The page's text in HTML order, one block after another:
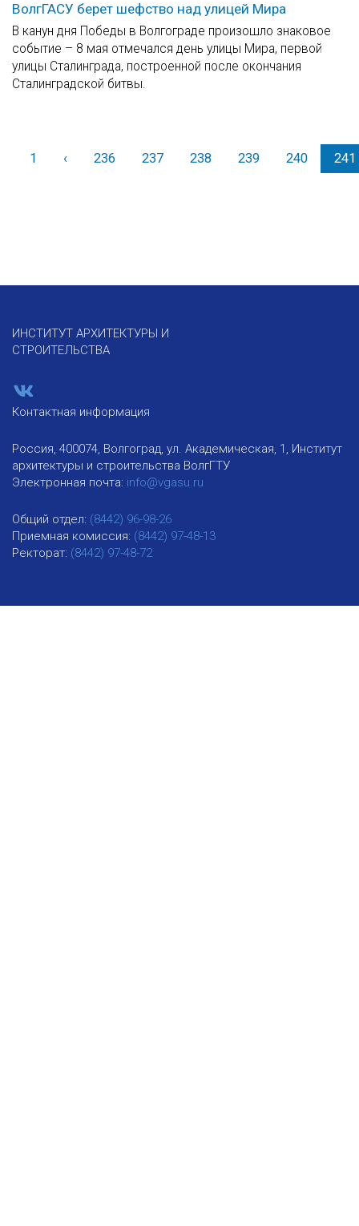
ВолгГАСУ берет шефство над улицей Мира
В канун дня Победы в Волгограде произошло знаковое
событие – 8 мая отмечался день улицы Мира, первой
улицы Сталинграда, построенной после окончания
Сталинградской битвы.
1 ‹Назад236 237 238 239 240 241
ИНСТИТУТ АРХИТЕКТУРЫ И
СТРОИТЕЛЬСТВА
Контактная информация
Россия, 400074, Волгоград, ул. Академическая, 1, Институт
архитектуры и строительства ВолгГТУ
Электронная почта: info@vgasu.ru
Общий отдел: (8442) 96-98-26
Приемная комиссия: (8442) 97-48-13
Ректорат: (8442) 97-48-72